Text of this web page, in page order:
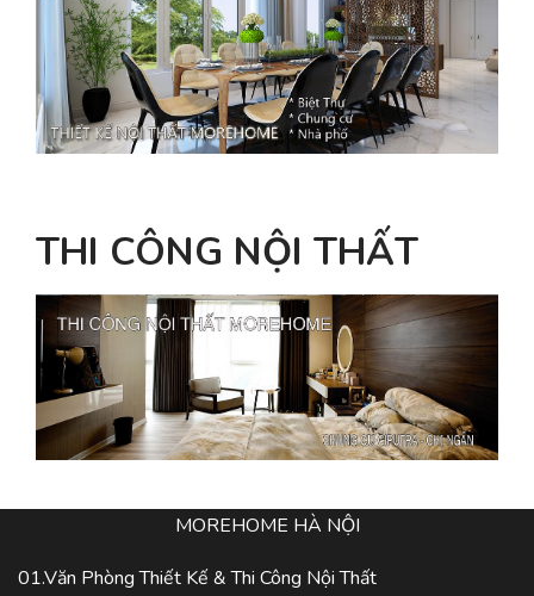
THI CÔNG NỘI THẤT
MOREHOME HÀ NỘI
01.Văn Phòng Thiết Kế & Thi Công Nội Thất